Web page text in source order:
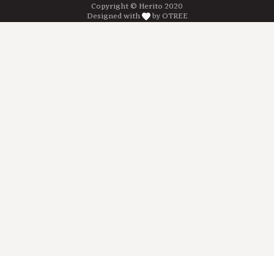
Copyright © Herito 2020
Designed with
by OTREE